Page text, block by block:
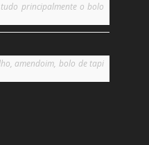
principalmente o bolo
amendoim, bolo de tapi